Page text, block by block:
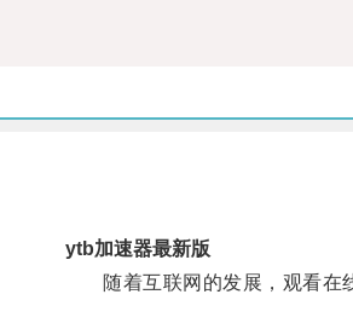
ytb加速器最新版
随着互联网的发展，观看在线